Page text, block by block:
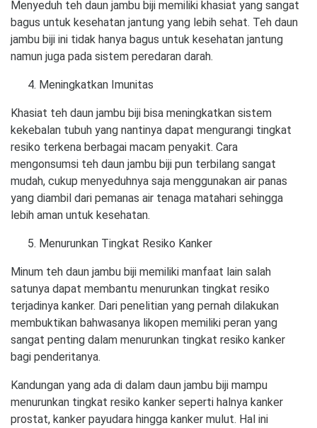
Menyeduh teh daun jambu biji memiliki khasiat yang sangat
bagus untuk kesehatan jantung yang lebih sehat. Teh daun
jambu biji ini tidak hanya bagus untuk kesehatan jantung
namun juga pada sistem peredaran darah.
Meningkatkan Imunitas
Khasiat teh daun jambu biji bisa meningkatkan sistem
kekebalan tubuh yang nantinya dapat mengurangi tingkat
resiko terkena berbagai macam penyakit. Cara
mengonsumsi teh daun jambu biji pun terbilang sangat
mudah, cukup menyeduhnya saja menggunakan air panas
yang diambil dari pemanas air tenaga matahari sehingga
lebih aman untuk kesehatan.
Menurunkan Tingkat Resiko Kanker
Minum teh daun jambu biji memiliki manfaat lain salah
satunya dapat membantu menurunkan tingkat resiko
terjadinya kanker. Dari penelitian yang pernah dilakukan
membuktikan bahwasanya likopen memiliki peran yang
sangat penting dalam menurunkan tingkat resiko kanker
bagi penderitanya.
Kandungan yang ada di dalam daun jambu biji mampu
menurunkan tingkat resiko kanker seperti halnya kanker
prostat, kanker payudara hingga kanker mulut. Hal ini